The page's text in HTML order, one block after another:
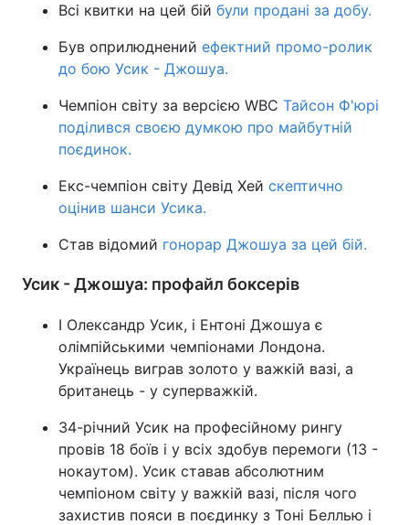
Всі квитки на цей бій були продані за добу.
Був оприлюднений ефектний промо-ролик
до бою Усик - Джошуа.
Чемпіон світу за версією WBC Тайсон Ф'юрі
поділився своєю думкою про майбутній
поєдинок.
Екс-чемпіон світу Девід Хей скептично
оцінив шанси Усика.
Став відомий гонорар Джошуа за цей бій.
Усик - Джошуа: профайл боксерів
І Олександр Усик, і Ентоні Джошуа є
олімпійськими чемпіонами Лондона.
Українець виграв золото у важкій вазі, а
британець - у суперважкій.
34-річний Усик на професійному рингу
провів 18 боїв і у всіх здобув перемоги (13 -
нокаутом). Усик ставав абсолютним
чемпіоном світу у важкій вазі, після чого
захистив пояси в поєдинку з Тоні Беллью і